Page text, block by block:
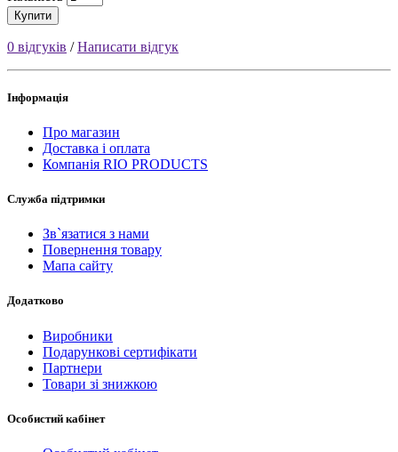
Купити
0 відгуків /Написати відгук
Інформація
Про магазин
Доставка і оплата
Компанія RIO PRODUCTS
Служба підтримки
Зв`язатися з нами
Повернення товару
Мапа сайту
Додатково
Виробники
Подарункові сертифікати
Партнери
Товари зі знижкою
Особистий кабінет